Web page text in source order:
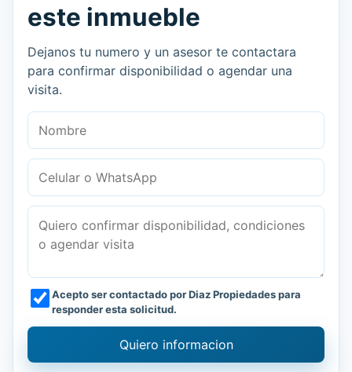
este inmueble
Dejanos tu numero y un asesor te contactara
para confirmar disponibilidad o agendar una
visita.
Nombre
Celular o WhatsApp
Mensaje
Acepto ser contactado por Diaz Propiedades para
responder esta solicitud.
Quiero informacion